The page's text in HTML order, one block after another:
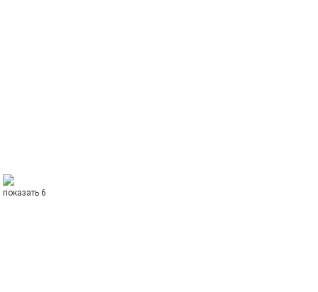
показать 6